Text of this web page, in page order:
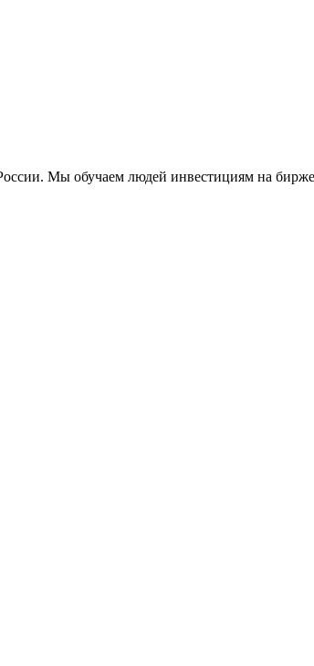
Мы обучаем людей инвестициям на